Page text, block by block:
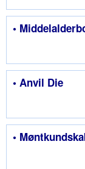
•
• Anvil Die
•